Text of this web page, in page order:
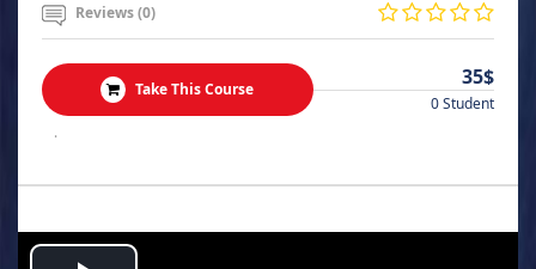
Reviews (0)
Take This Course 35$
0 Student
.